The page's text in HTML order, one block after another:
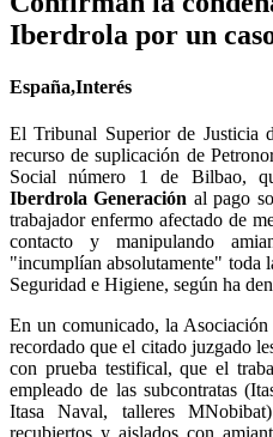
Iberdrola por un
España,Interés
El Tribunal Superior de Justicia
recurso de suplicación de
Social número 1 de Bilbao,
Iberdrola Generación al pago
trabajador enfermo afectado de
contacto y manipulando
"incumplían absolutamente" toda
Seguridad e Higiene, según ha
En un comunicado, la
recordado que el citado juzgado
con prueba testifical, que el
empleado de las subcontratas
Itasa Naval, talleres